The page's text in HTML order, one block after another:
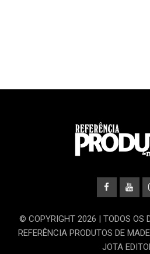
© COPYRIGHT 2026 | TODOS OS
REFERÊNCIA PRODUTOS DE
JOTA